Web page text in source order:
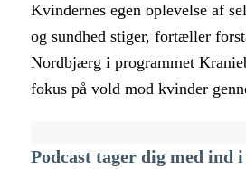
Kvindernes egen oplevelse af
og sundhed stiger, fortæller
Nordbjærg i programmet
fokus på vold mod kvinder
Podcast tager dig med ind